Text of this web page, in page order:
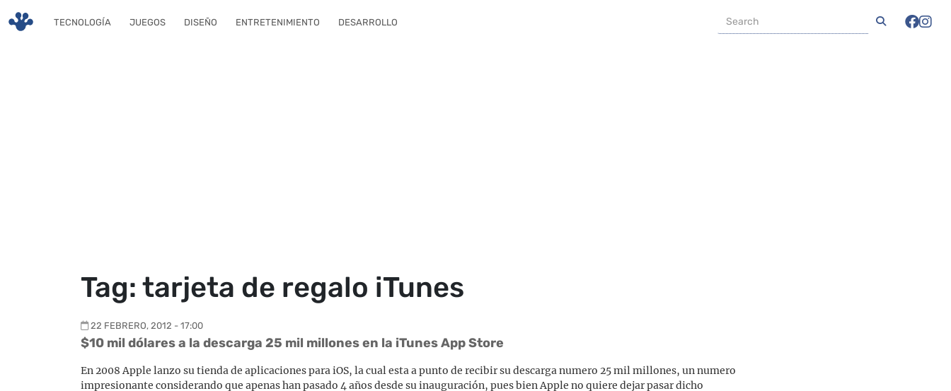
TECNOLOGÍA JUEGOS DISEÑO ENTRETENIMIENTO DESARROLLO
Tag: tarjeta de regalo iTunes
22 FEBRERO, 2012 - 17:00
$10 mil dólares a la descarga 25 mil millones en la iTunes App Store
En 2008 Apple lanzo su tienda de aplicaciones para iOS, la cual esta a punto de recibir su descarga numero 25 mil millones, un numero
impresionante considerando que apenas han pasado 4 años desde su inauguración, pues bien Apple no quiere dejar pasar dicho